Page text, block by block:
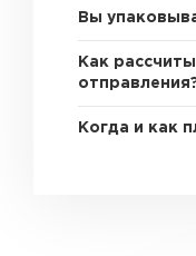
Вы
Как
Когда и как